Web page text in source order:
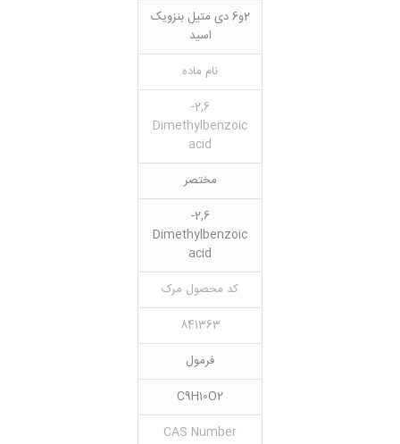
2و6 دی متیل بنزویک
اسید
نام ماده
2,6-
Dimethylbenzoic
acid
مختصر
2,6-
Dimethylbenzoic
acid
کد محصول مرک
841363
فرمول
C9H10O2
CAS Number